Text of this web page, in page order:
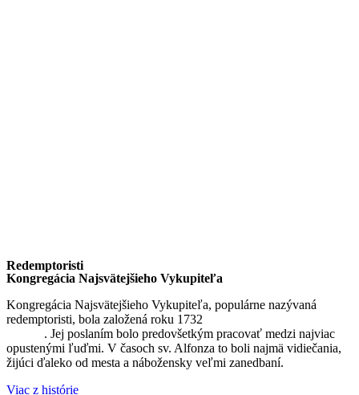
Redemptoristi
Kongregácia Najsvätejšieho Vykupiteľa
Kongregácia Najsvätejšieho Vykupiteľa, populárne nazývaná
redemptoristi, bola založená roku 1732
. Jej poslaním bolo predovšetkým pracovať medzi najviac
opustenými ľuďmi. V časoch sv. Alfonza to boli najmä vidiečania,
žijúci ďaleko od mesta a nábožensky veľmi zanedbaní.
Viac z histórie